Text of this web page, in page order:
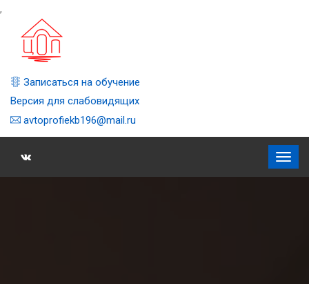
,
Записаться на обучение
Версия для слабовидящих
avtoprofiekb196@mail.ru